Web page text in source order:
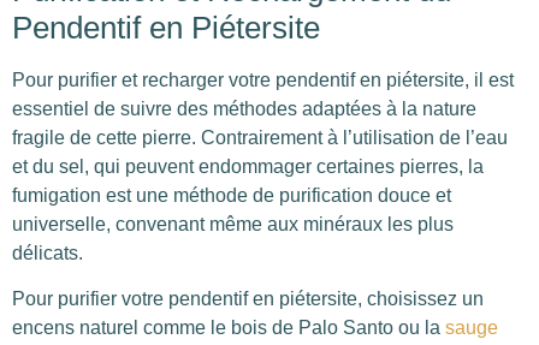
Pendentif en Piétersite
Pour purifier et recharger votre pendentif en piétersite, il est
essentiel de suivre des méthodes adaptées à la nature
fragile de cette pierre. Contrairement à l’utilisation de l’eau
et du sel, qui peuvent endommager certaines pierres, la
fumigation est une méthode de purification douce et
universelle, convenant même aux minéraux les plus
délicats.
Pour purifier votre pendentif en piétersite, choisissez un
encens naturel comme le bois de Palo Santo ou la sauge